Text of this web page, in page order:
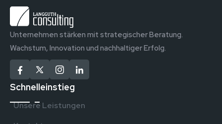
Unternehmen stärken mit strategischer Beratung.
Wachstum, Innovation und nachhaltiger Erfolg.
Schnelleinstieg
Unsere Leistungen